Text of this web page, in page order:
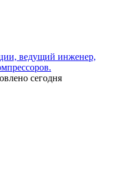
ведущий инженер,
сегодня